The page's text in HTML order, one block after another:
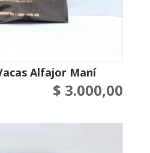
Alfajor Maní
$ 3.000,00